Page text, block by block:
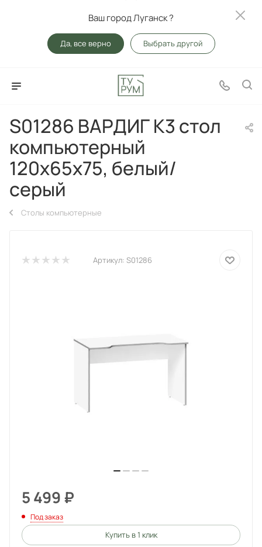
Ваш город Луганск ?
Да, все верно Выбрать другой
S01286 ВАРДИГ К3 стол
компьютерный
120x65x75, белый/
серый
Столы компьютерные
Артикул: S01286
5 499₽
Под заказ
Купить в 1 клик